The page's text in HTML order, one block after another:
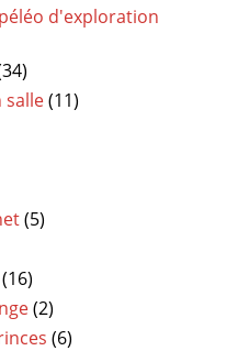
d'exploration
salle(11)
(5)
(16)
(2)
(6)